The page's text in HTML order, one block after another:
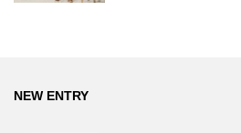
NEW ENTRY